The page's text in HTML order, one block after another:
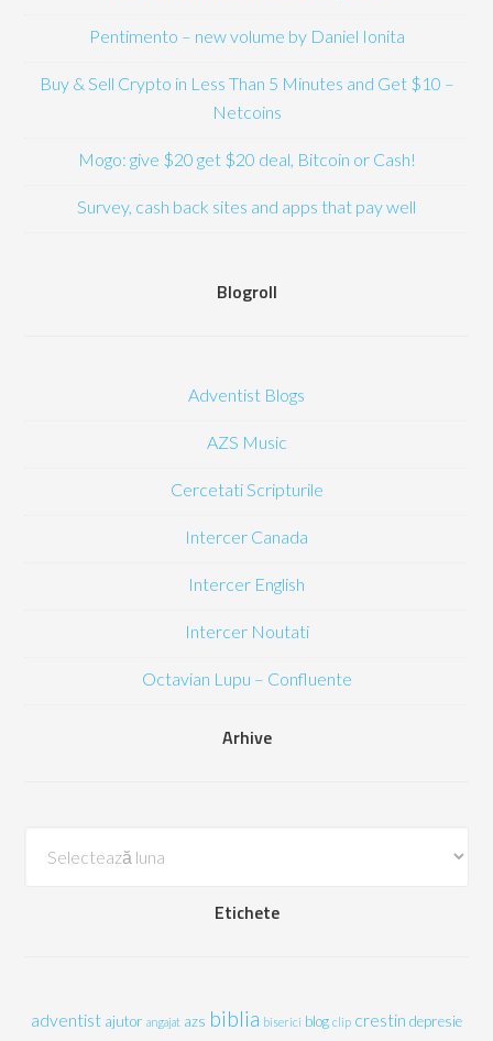
Pentimento – new volume by Daniel Ionita
Buy & Sell Crypto in Less Than 5 Minutes and Get $10 –
Netcoins
Mogo: give $20 get $20 deal, Bitcoin or Cash!
Survey, cash back sites and apps that pay well
Blogroll
Adventist Blogs
AZS Music
Cercetati Scripturile
Intercer Canada
Intercer English
Intercer Noutati
Octavian Lupu – Confluente
Arhive
Etichete
adventist ajutor angajat azs biblia biserici blog clip crestin depresie